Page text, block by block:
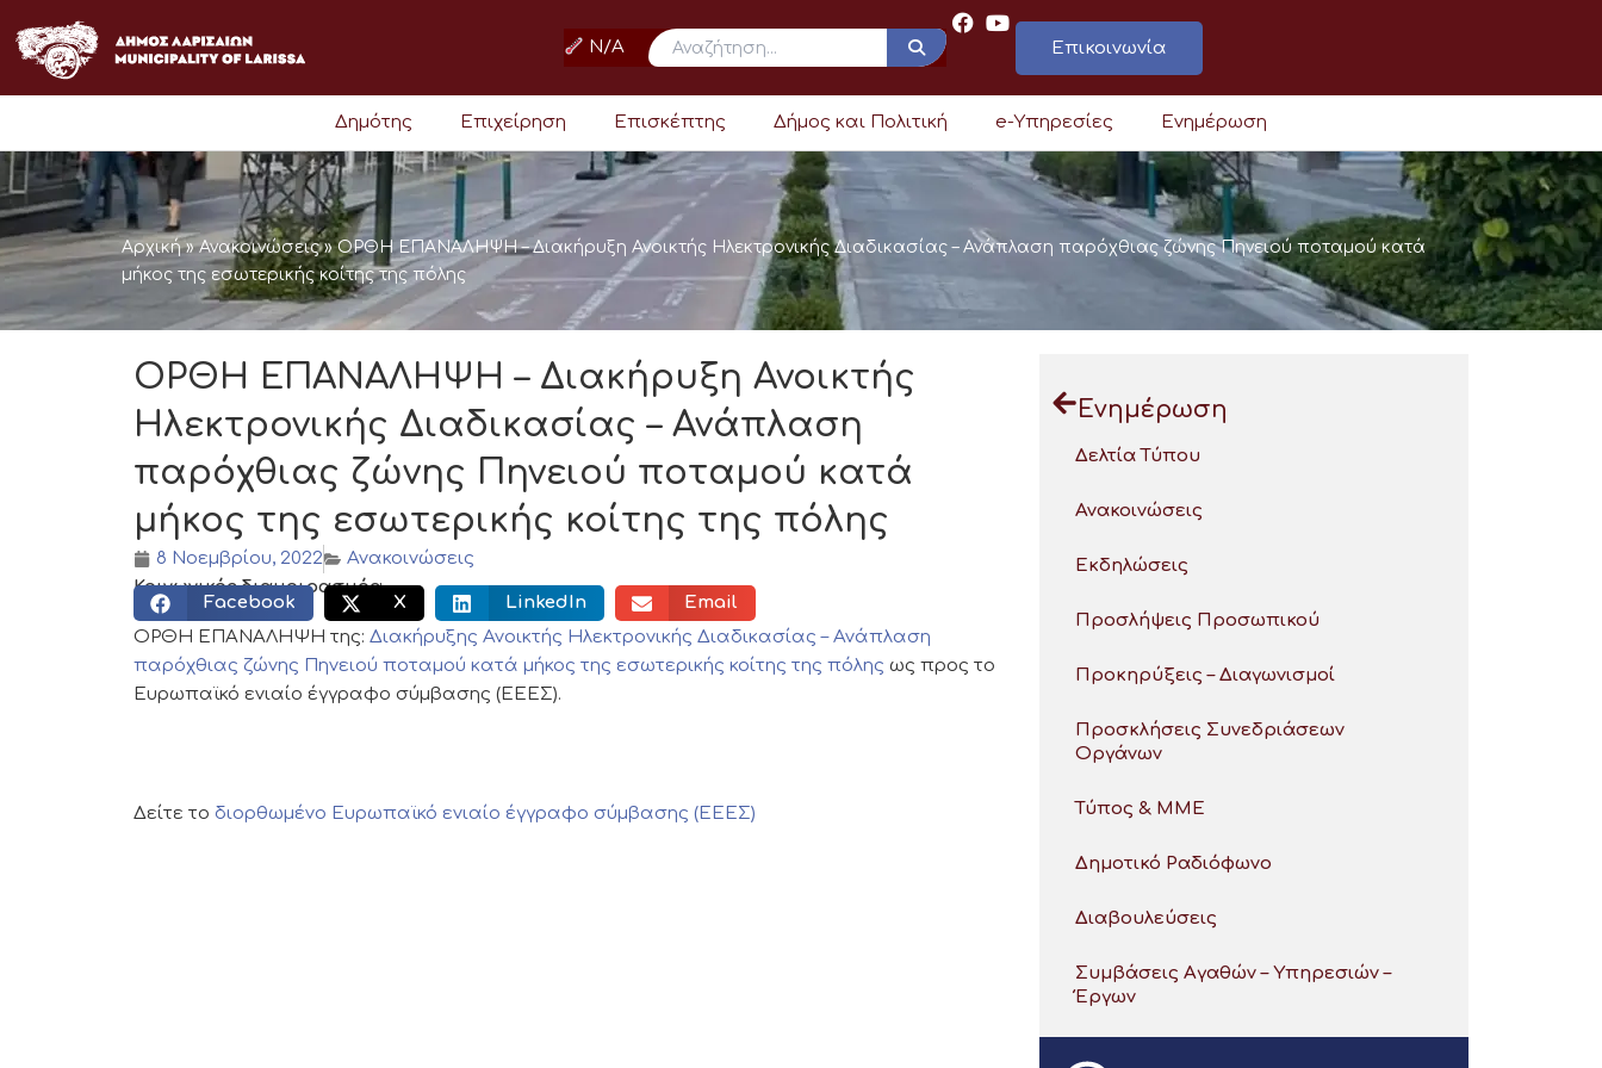
στο
περιεχόμενο
N/A Επικοινωνία
Δημότης Επιχείρηση Επισκέπτης Δήμος και Πολιτική e-Υπηρεσίες Ενημέρωση
Αρχική»Ανακοινώσεις»ΟΡΘΗ ΕΠΑΝΑΛΗΨΗ – Διακήρυξη Ανοικτής Ηλεκτρονικής Διαδικασίας – Ανάπλαση παρόχθιας ζώνης Πηνειού ποταμού κατά
μήκος της εσωτερικής κοίτης της πόλης
ΟΡΘΗ ΕΠΑΝΑΛΗΨΗ – Διακήρυξη Ανοικτής
Ηλεκτρονικής Διαδικασίας – Ανάπλαση
παρόχθιας ζώνης Πηνειού ποταμού κατά
μήκος της εσωτερικής κοίτης της πόλης
8 Νοεμβρίου, 2022
Ανακοινώσεις
Κοινωνικός διαμοιρασμός:
Facebook X LinkedIn
Email
ΟΡΘΗ ΕΠΑΝΑΛΗΨΗ της: Διακήρυξης Ανοικτής Ηλεκτρονικής Διαδικασίας – Ανάπλαση
παρόχθιας ζώνης Πηνειού ποταμού κατά μήκος της εσωτερικής κοίτης της πόλης ως προς το
Ευρωπαϊκό ενιαίο έγγραφο σύμβασης (ΕΕΕΣ).
Δείτε το διορθωμένο Ευρωπαϊκό ενιαίο έγγραφο σύμβασης (ΕΕΕΣ)
Ενημέρωση
Δελτία Τύπου
Ανακοινώσεις
Εκδηλώσεις
Προσλήψεις Προσωπικού
Προκηρύξεις – Διαγωνισμοί
Προσκλήσεις Συνεδριάσεων
Οργάνων
Τύπος & ΜΜΕ
Δημοτικό Ραδιόφωνο
Διαβουλεύσεις
Συμβάσεις Αγαθών – Υπηρεσιών –
Έργων